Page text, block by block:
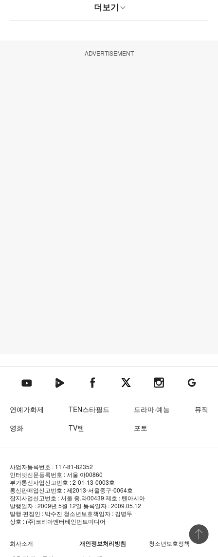
더보기
ADVERTISEMENT
텐아시아 유튜브텐아시아 네이버TV텐아시아 페이스북텐아시아 엑스텐아시아 인스타그램
텐아시아
연예가화제 TEN스타필드 드라마·예능
뮤직
영화
TV텐 포토
사업자등록번호 : 117-81-82352
인터넷신문등록번호 : 서울 아00860
부가통신사업신고번호 : 2-01-13-0003호
통신판매업신고번호 : 제2013-서울중구-0064호
잡지사업신고번호 : 서울 중.라00439 제호 : 텐아시아
발행일자 : 2009년 5월 12일 등록일자 : 2009.05.12
발행·편집인 : 박수진 청소년보호책임자 : 김병두
상호 : (주)코리아엔터테인먼트미디어
회사소개 개인정보처리방침
청소년보호정책
상단 바로